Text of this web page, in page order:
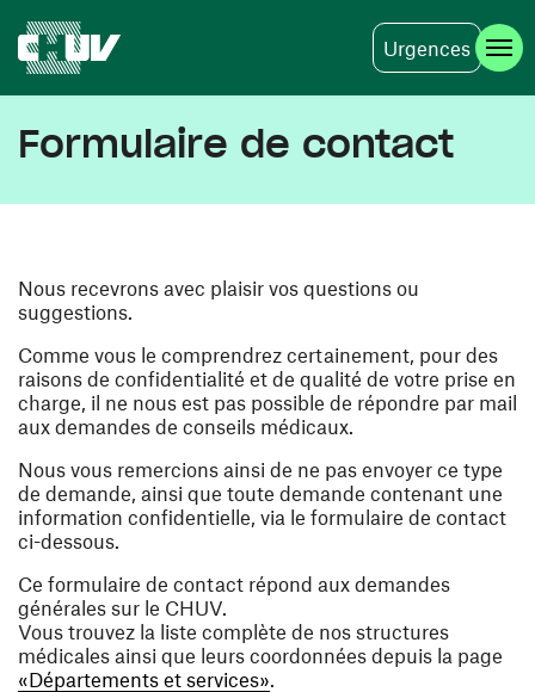
Urgences
Formulaire de contact
Nous recevrons avec plaisir vos questions ou
suggestions.
Comme vous le comprendrez certainement, pour des
raisons de confidentialité et de qualité de votre prise en
charge, il ne nous est pas possible de répondre par mail
aux demandes de conseils médicaux.
Nous vous remercions ainsi de ne pas envoyer ce type
de demande, ainsi que toute demande contenant une
information confidentielle, via le formulaire de contact
ci-dessous.
Ce formulaire de contact répond aux demandes
générales sur le CHUV.
Vous trouvez la liste complète de nos structures
médicales ainsi que leurs coordonnées depuis la page
«Départements et services».